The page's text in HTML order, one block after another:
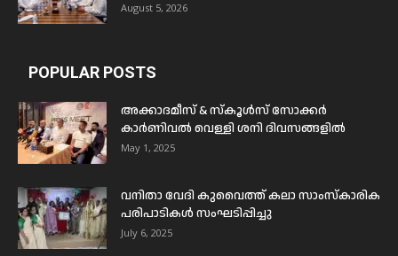
August 5, 2026
POPULAR POSTS
അക്കാദമീസ് & സ്കൂൾസ് സോക്കർ
കാർണിവൽ വെള്ളി ശനി ദിവസങ്ങളിൽ
May 1, 2025
വനിതാ വേദി കുവൈത്ത് കലാ സാംസ്കാരിക
പരിപാടികൾ സംഘടിപ്പിച്ചു
July 6, 2025